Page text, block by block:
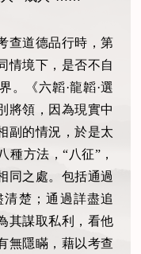
查道德品行時，第
情境下，是否不自
。《六韜·龍韜·選
將領，因為現實中
副的情況，於是太
種方法，“八征”，
同之處。包括通過
楚；通過詳盡追
其謀取私利，看他
無隱瞞，藉以考查